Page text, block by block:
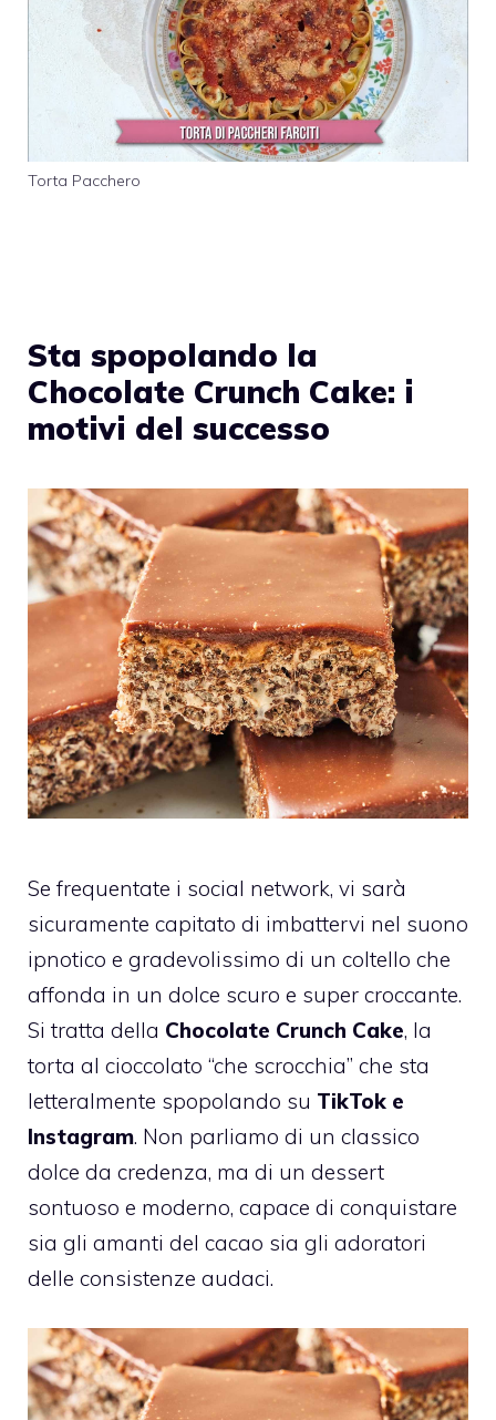
Torta Pacchero
Sta spopolando la
Chocolate Crunch Cake: i
motivi del successo
Se frequentate i social network, vi sarà
sicuramente capitato di imbattervi nel suono
ipnotico e gradevolissimo di un coltello che
affonda in un dolce scuro e super croccante.
Si tratta della Chocolate Crunch Cake, la
torta al cioccolato “che scrocchia” che sta
letteralmente spopolando su TikTok e
Instagram. Non parliamo di un classico
dolce da credenza, ma di un dessert
sontuoso e moderno, capace di conquistare
sia gli amanti del cacao sia gli adoratori
delle consistenze audaci.